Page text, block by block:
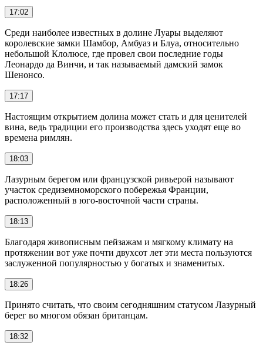
17:02
Среди наиболее известных в долине Луары выделяют
королевские замки Шамбор, Амбуаз и Блуа, относительно
небольшой Клолюсе, где провел свои последние годы
Леонардо да Винчи, и так называемый дамский замок
Шенонсо.
17:17
Настоящим открытием долина может стать и для ценителей
вина, ведь традиции его производства здесь уходят еще во
времена римлян.
18:03
Лазурным берегом или французской ривьерой называют
участок средиземноморского побережья Франции,
расположенный в юго-восточной части страны.
18:13
Благодаря живописным пейзажам и мягкому климату на
протяжении вот уже почти двухсот лет эти места пользуются
заслуженной популярностью у богатых и знаменитых.
18:26
Принято считать, что своим сегодняшним статусом Лазурный
берег во многом обязан британцам.
18:32